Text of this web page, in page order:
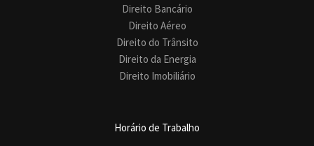
Direito Bancário
Direito Aéreo
Direito do Trânsito
Direito da Energia
Direito Imobiliário
Horário de Trabalho